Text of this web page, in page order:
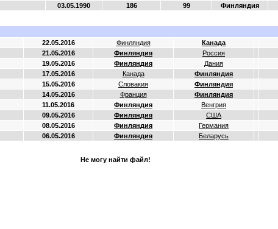
03.05.1990 186 99 Финляндия
22.05.2016 Финляндия Канада
21.05.2016 Финляндия Россия
19.05.2016 Финляндия Дания
17.05.2016 Канада Финляндия
15.05.2016 Словакия Финляндия
14.05.2016 Франция Финляндия
11.05.2016 Финляндия Венгрия
09.05.2016 Финляндия США
08.05.2016 Финляндия Германия
06.05.2016 Финляндия Беларусь
Не могу найти файл!